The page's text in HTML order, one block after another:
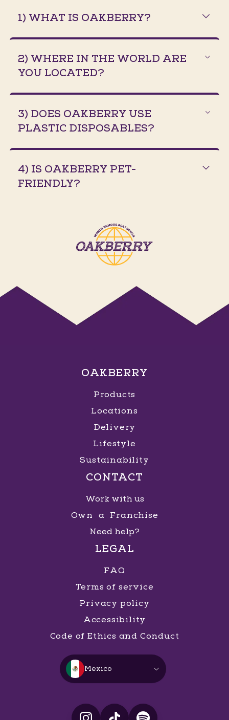
1) WHAT IS OAKBERRY?
2) WHERE IN THE WORLD ARE
YOU LOCATED?
3) DOES OAKBERRY USE
PLASTIC DISPOSABLES?
4) IS OAKBERRY PET-
FRIENDLY?
OAKBERRY
Products
Locations
Delivery
Lifestyle
Sustainability
CONTACT
Work with us
Own a Franchise
Need help?
LEGAL
FAQ
Terms of service
Privacy policy
Accessibility
Code of Ethics and Conduct
Mexico